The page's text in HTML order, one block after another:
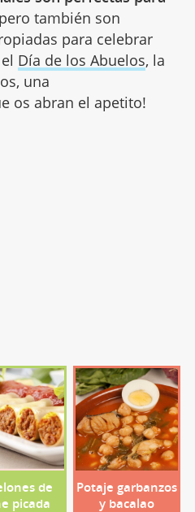
también son
para celebrar
Día de los Abuelos, la
una
os abran el apetito!
de
picada
Potaje garbanzos
y bacalao